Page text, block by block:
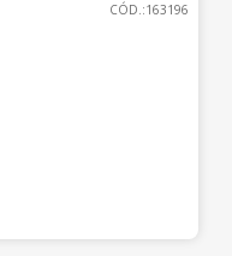
CÓD.:163196